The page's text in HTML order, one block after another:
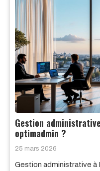
Gestion
optimadmin ?
25 mars 2026
Gestion administrative à